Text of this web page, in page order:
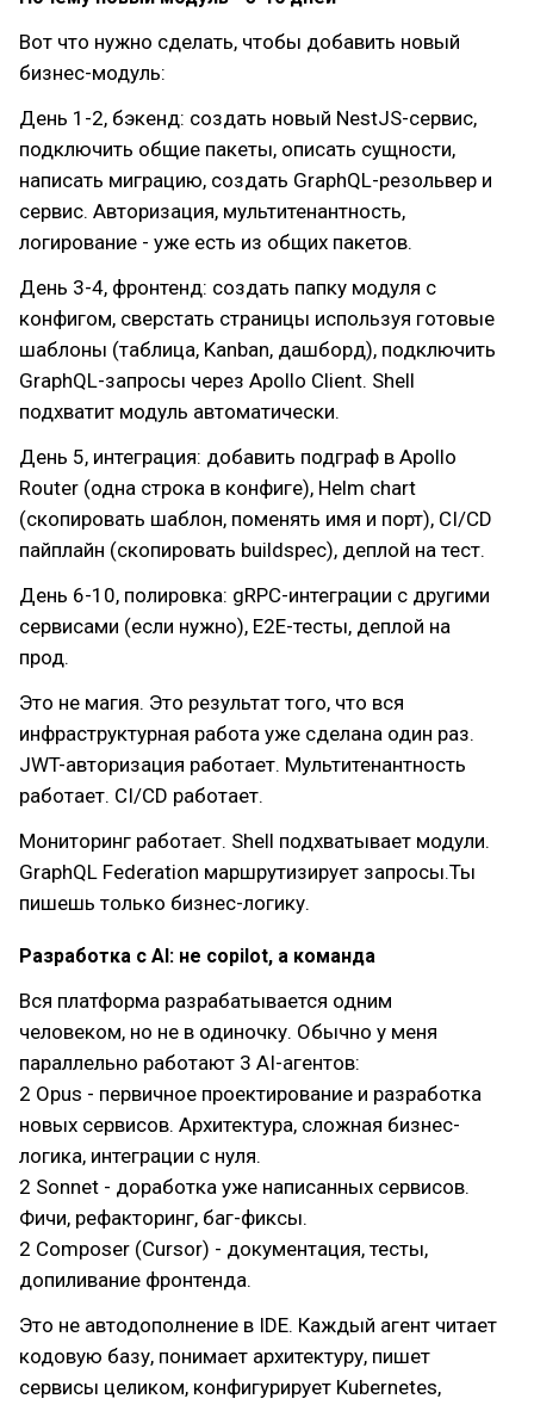
Вот что нужно сделать, чтобы добавить новый
бизнес-модуль:
День 1-2, бэкенд: создать новый NestJS-сервис,
подключить общие пакеты, описать сущности,
написать миграцию, создать GraphQL-резольвер и
сервис. Авторизация, мультитенантность,
логирование - уже есть из общих пакетов.
День 3-4, фронтенд: создать папку модуля с
конфигом, сверстать страницы используя готовые
шаблоны (таблица, Kanban, дашборд), подключить
GraphQL-запросы через Apollo Client. Shell
подхватит модуль автоматически.
День 5, интеграция: добавить подграф в Apollo
Router (одна строка в конфиге), Helm chart
(скопировать шаблон, поменять имя и порт), CI/CD
пайплайн (скопировать buildspec), деплой на тест.
День 6-10, полировка: gRPC-интеграции с другими
сервисами (если нужно), E2E-тесты, деплой на
прод.
Это не магия. Это результат того, что вся
инфраструктурная работа уже сделана один раз.
JWT-авторизация работает. Мультитенантность
работает. CI/CD работает.
Мониторинг работает. Shell подхватывает модули.
GraphQL Federation маршрутизирует запросы.Ты
пишешь только бизнес-логику.
Разработка с AI: не copilot, а команда
Вся платформа разрабатывается одним
человеком, но не в одиночку. Обычно у меня
параллельно работают 3 AI-агентов:
2 Opus - первичное проектирование и разработка
новых сервисов. Архитектура, сложная бизнес-
логика, интеграции с нуля.
2 Sonnet - доработка уже написанных сервисов.
Фичи, рефакторинг, баг-фиксы.
2 Composer (Cursor) - документация, тесты,
допиливание фронтенда.
Это не автодополнение в IDE. Каждый агент читает
кодовую базу, понимает архитектуру, пишет
сервисы целиком, конфигурирует Kubernetes,